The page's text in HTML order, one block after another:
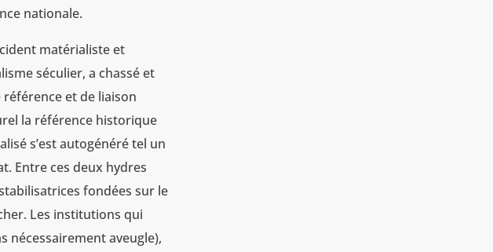
nationale.
matérialiste et
séculier, a chassé et
et de liaison
la référence historique
s’est autogénéré tel un
Entre ces deux hydres
fondées sur le
Les institutions qui
nécessairement aveugle),